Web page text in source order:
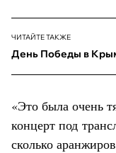
ЧИТАЙТЕ ТАКЖЕ
День Победы в
«Это была очень
концерт под
сколько